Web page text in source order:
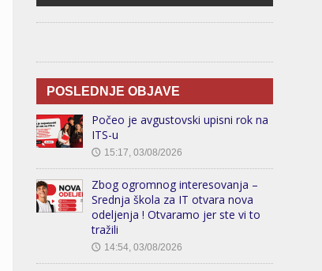
POSLEDNJE OBJAVE
Počeo je avgustovski upisni rok na
ITS-u
🕔 15:17, 03/08/2026
Zbog ogromnog interesovanja –
Srednja škola za IT otvara nova
odeljenja ! Otvaramo jer ste vi to
tražili
🕔 14:54, 03/08/2026